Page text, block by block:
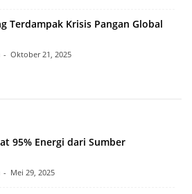
Terdampak Krisis Pangan Global
- Oktober 21, 2025
95% Energi dari Sumber
- Mei 29, 2025